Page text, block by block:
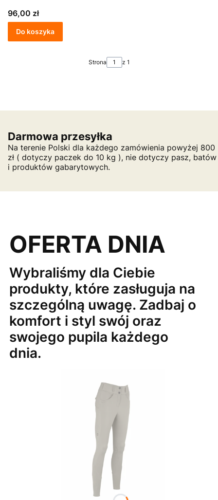
Cena
96,00 zł
Do koszyka
Strona z 1
Darmowa przesyłka
Na terenie Polski dla każdego zamówienia powyżej 800
zł ( dotyczy paczek do 10 kg ), nie dotyczy pasz, batów
i produktów gabarytowych.
OFERTA DNIA
Wybraliśmy dla Ciebie
produkty, które zasługuja na
szczególną uwagę. Zadbaj o
komfort i styl swój oraz
swojego pupila każdego
dnia.